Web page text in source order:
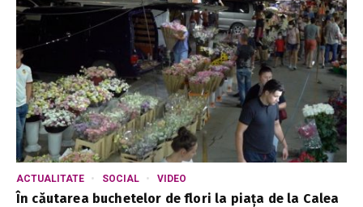
ACTUALITATE SOCIAL VIDEO
În căutarea buchetelor de flori la piața de la Calea